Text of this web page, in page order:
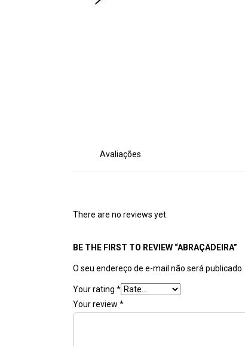
Avaliações
There are no reviews yet.
BE THE FIRST TO REVIEW “ABRAÇADEIRA”
O seu endereço de e-mail não será publicado.
Your rating *
Your review *